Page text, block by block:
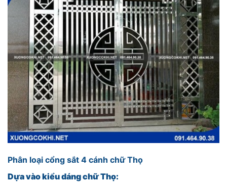
Phân loại cổng sắt 4 cánh chữ Thọ
Dựa vào kiểu dáng chữ Thọ: